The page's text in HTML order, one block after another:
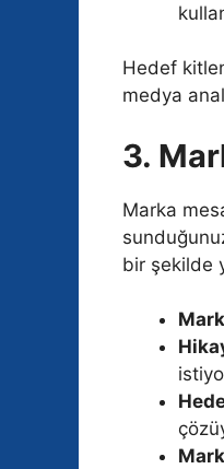
Hedef
medya
3.
Marka
bir şekilde